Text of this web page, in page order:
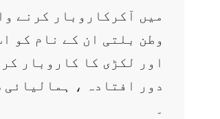
میں آکرکاروبار کرنے
وطن بلتی ان کے نام کو
اور لکڑی کا کاروبار
دور افتادہ ،
۔